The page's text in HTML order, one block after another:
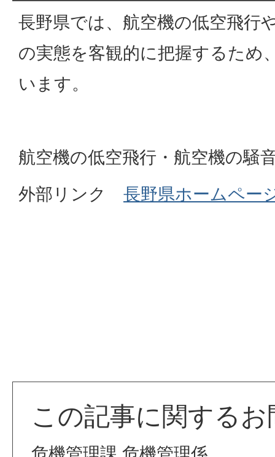
長野県では、航空機の低空飛行
の実態を客観的に把握するため
います。
航空機の低空飛行・航空機の騒
外部リンク 長野県ホームペー
この記事に関する